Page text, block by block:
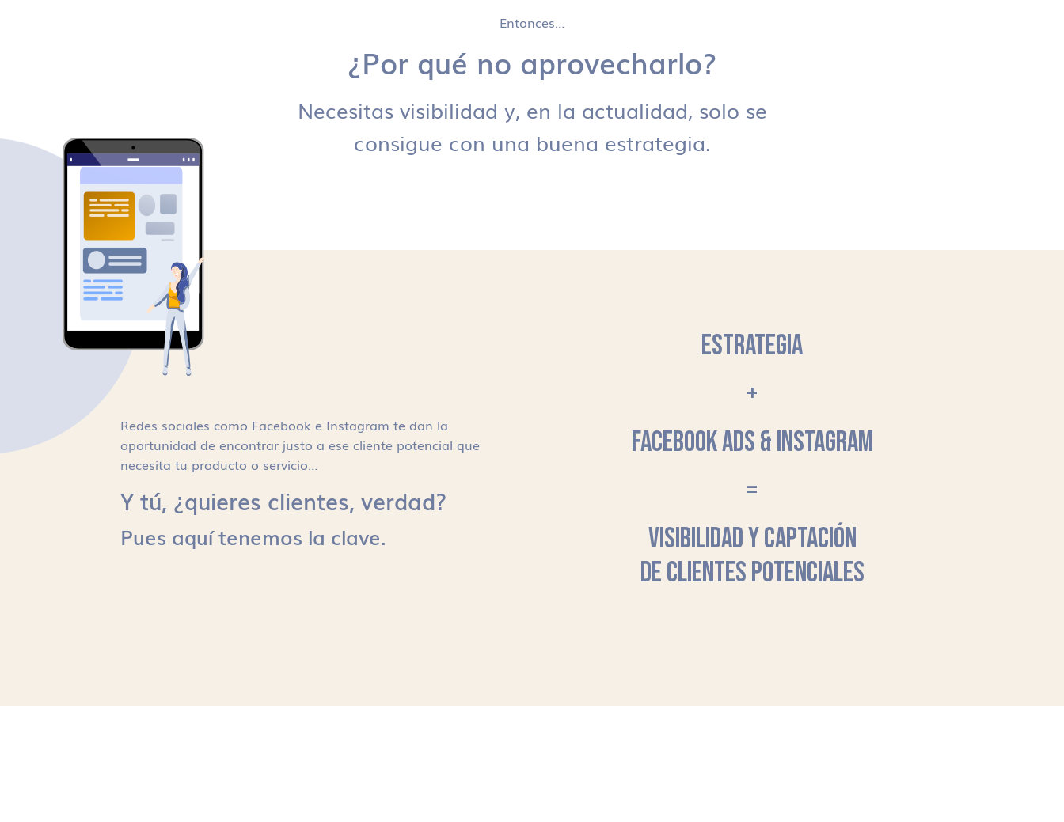
Entonces…
¿Por qué no aprovecharlo?
Necesitas visibilidad y, en la actualidad, solo se
consigue con una buena estrategia.
Redes sociales como Facebook e Instagram te dan la
oportunidad de encontrar justo a ese cliente potencial que
necesita tu producto o servicio…
Y tú, ¿quieres clientes, verdad?
Pues aquí tenemos la clave.
ESTRATEGIA
+
FACEBOOK ADS & INSTAGRAM
=
VISIBILIDAD Y CAPTACIÓN
DE CLIENTES POTENCIALES